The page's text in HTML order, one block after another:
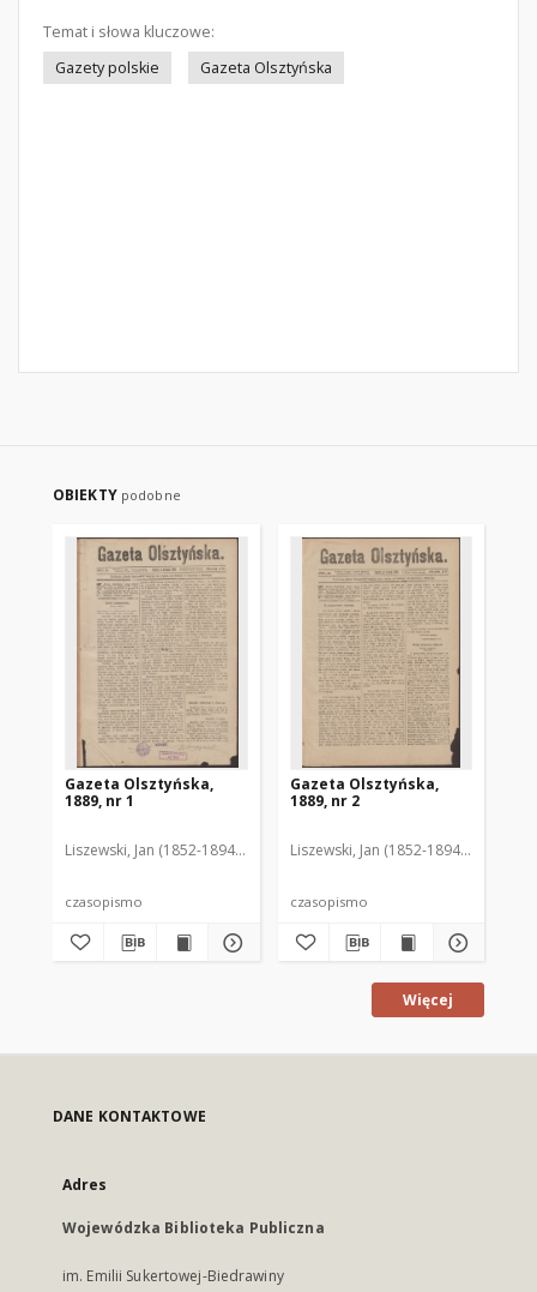
Temat i słowa kluczowe:
Gazety polskie
Gazeta Olsztyńska
OBIEKTY podobne
Gazeta Olsztyńska,
1889, nr 1
Liszewski, Jan (1852-1894). Red.
czasopismo
Gazeta Olsztyńska,
1889, nr 2
Liszewski, Jan (1852-1894). Red.
czasopismo
Więcej
DANE KONTAKTOWE
Adres
Wojewódzka Biblioteka Publiczna
im. Emilii Sukertowej-Biedrawiny